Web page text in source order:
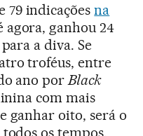
79 indicaçõesna
agora, ganhou 24
a diva. Se
troféus, entre
ano por Black
com mais
ganhar oito, será o
os tempos.